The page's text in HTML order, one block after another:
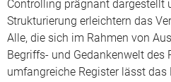
Controlling prägnant dargestellt
Strukturierung erleichtern das
Alle, die sich im Rahmen von
Begriffs- und Gedankenwelt
umfangreiche Register lässt